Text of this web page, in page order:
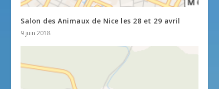
Salon des Animaux de Nice les 28 et 29 avril
9 juin 2018